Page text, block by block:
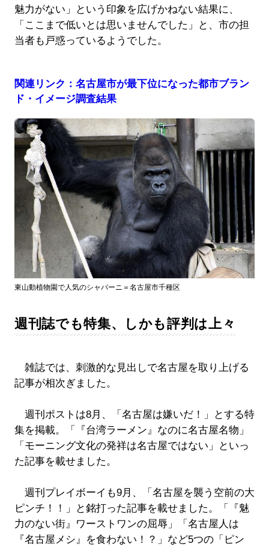
魅力がない」という印象を広げかねない結果に、
「ここまで低いとは思いませんでした」と、市の担
当者も戸惑っているようでした。
関連リンク：名古屋市が最下位になった都市ブラン
ド・イメージ調査結果
東山動植物園で人気のシャバーニ＝名古屋市千種区
週刊誌でも特集、しかも評判は上々
雑誌では、刺激的な見出しで名古屋を取り上げる
記事が相次ぎました。
週刊ポストは8月、「名古屋は嫌いだ！」とする特
集を掲載。「『台湾ラーメン』なのに名古屋名物」
「モーニング文化の発祥は名古屋ではない」といっ
た記事を載せました。
週刊プレイボーイも9月、「名古屋を襲う空前の大
ピンチ！！」と銘打った記事を載せました。「『魅
力のない街』ワーストワンの屈辱」「名古屋人は
『名古屋メシ』を食わない！？」など5つの「ピン